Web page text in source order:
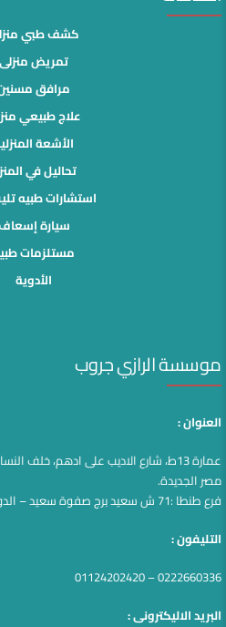
كشف طبي
تمريض منزلى
مرافق
علاج طبيعي
الأشعة
تحاليل في
استشارات طبيه
سيارة
مستلزمات
الأدوية
موسسة الرازي جروب
العنوان :
عمارة 13ط، شارع الاديب على ادهم،
مصر الجديدة.
فرع طنطا :71 ش سعيد برج صفوة سعيد – الدور الآول
التليفون :
0222660336 – 01124202420
البريد الاليكترونى :